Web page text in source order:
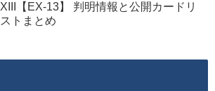
XIII【EX-13】 判明情報と公開カードリ
ストまとめ